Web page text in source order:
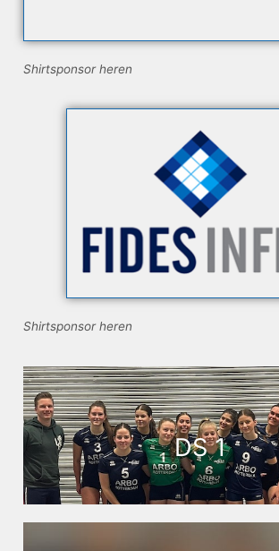
Shirtsponsor heren
Shirtsponsor heren
DS 1